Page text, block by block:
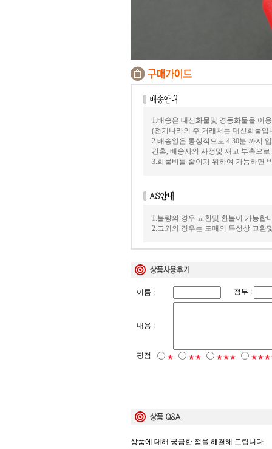
1.배송은 대신화물및 경동화물을 이
(전기나라의 주 거래처는 대신화물입
2.배송일은 통상적으로 4:30분 까지
간혹, 배송사의 사정및 재고 부촉으
3.화물비를 줄이기 위하여 가능하면
1.불량의 경우 교환및 환불이 가능합
2.그외의 경우는 도매의 특성상 교환
이름 : 첨부 :
내용 :
평점 ★ ★★ ★★★
상품에 대해 궁금한 점을 해결해 드립니다.